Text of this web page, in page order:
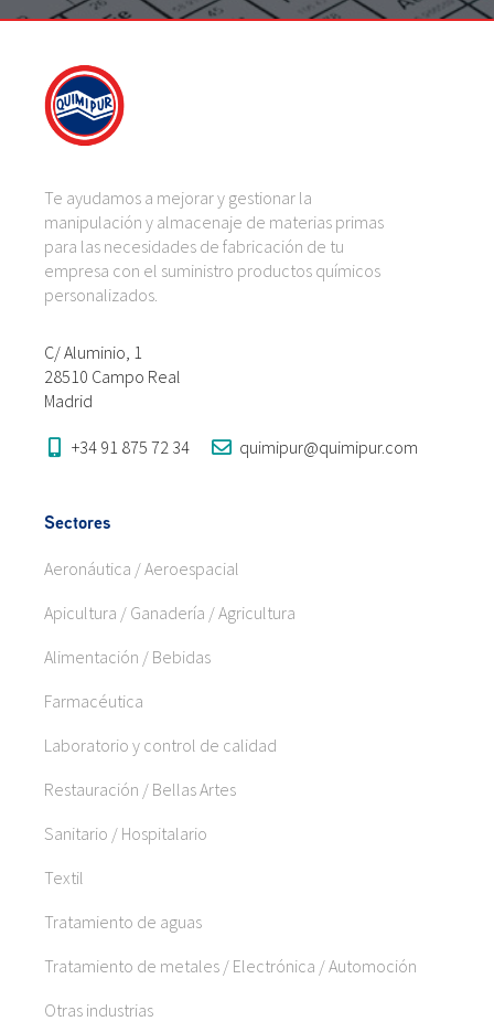
Te ayudamos a mejorar y gestionar la
manipulación y almacenaje de materias primas
para las necesidades de fabricación de tu
empresa con el suministro productos químicos
personalizados.
C/ Aluminio, 1
28510 Campo Real
Madrid
+34 91 875 72 34 quimipur@quimipur.com
Sectores
Aeronáutica / Aeroespacial
Apicultura / Ganadería / Agricultura
Alimentación / Bebidas
Farmacéutica
Laboratorio y control de calidad
Restauración / Bellas Artes
Sanitario / Hospitalario
Textil
Tratamiento de aguas
Tratamiento de metales / Electrónica / Automoción
Otras industrias